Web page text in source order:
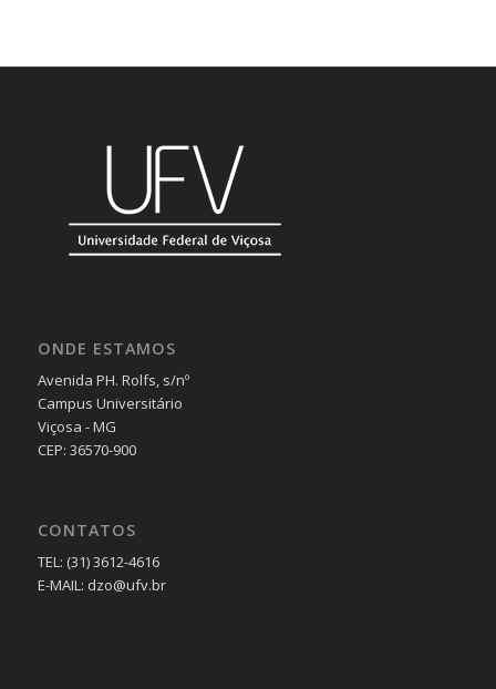
ONDE ESTAMOS
Avenida PH. Rolfs, s/nº
Campus Universitário
Viçosa - MG
CEP: 36570-900
CONTATOS
TEL: (31) 3612-4616
E-MAIL: dzo@ufv.br